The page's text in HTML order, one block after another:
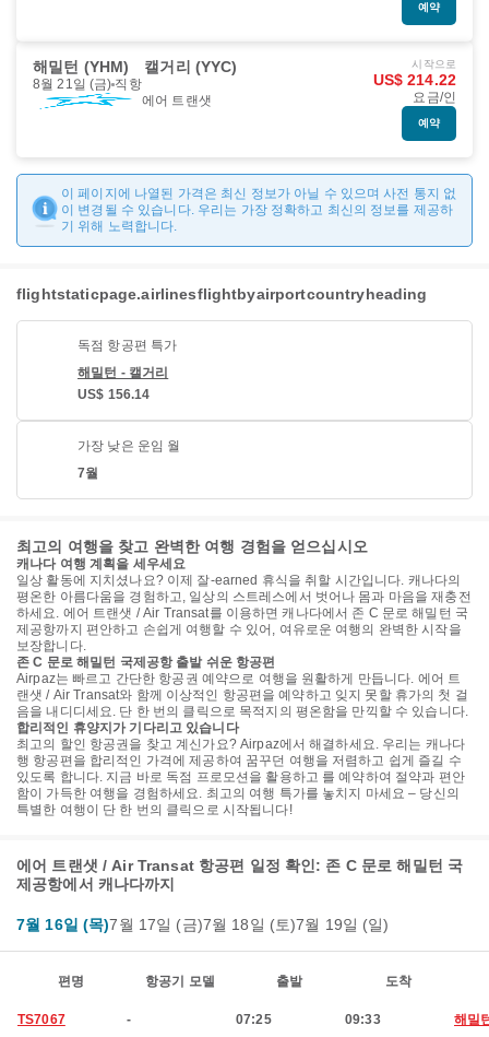
예약
해밀턴 (YHM) 캘거리 (YYC)
8월 21일 (금) 직항
에어 트랜샛
시작으로
US$ 214.22
요금/인
예약
이 페이지에 나열된 가격은 최신 정보가 아닐 수 있으며 사전 통지 없
이 변경될 수 있습니다. 우리는 가장 정확하고 최신의 정보를 제공하
기 위해 노력합니다.
flightstaticpage.airlinesflightbyairportcountryheading
독점 항공편 특가
해밀턴 - 캘거리
US$ 156.14
가장 낮은 운임 월
7월
최고의 여행을 찾고 완벽한 여행 경험을 얻으십시오
캐나다 여행 계획을 세우세요
일상 활동에 지치셨나요? 이제 잘-earned 휴식을 취할 시간입니다. 캐나다의
평온한 아름다움을 경험하고, 일상의 스트레스에서 벗어나 몸과 마음을 재충전
하세요. 에어 트랜샛 / Air Transat를 이용하면 캐나다에서 존 C 문로 해밀턴 국
제공항까지 편안하고 손쉽게 여행할 수 있어, 여유로운 여행의 완벽한 시작을
보장합니다.
존 C 문로 해밀턴 국제공항 출발 쉬운 항공편
Airpaz는 빠르고 간단한 항공권 예약으로 여행을 원활하게 만듭니다. 에어 트
랜샛 / Air Transat와 함께 이상적인 항공편을 예약하고 잊지 못할 휴가의 첫 걸
음을 내디디세요. 단 한 번의 클릭으로 목적지의 평온함을 만끽할 수 있습니다.
합리적인 휴양지가 기다리고 있습니다
최고의 할인 항공권을 찾고 계신가요? Airpaz에서 해결하세요. 우리는 캐나다
행 항공편을 합리적인 가격에 제공하여 꿈꾸던 여행을 저렴하고 쉽게 즐길 수
있도록 합니다. 지금 바로 독점 프로모션을 활용하고 를 예약하여 절약과 편안
함이 가득한 여행을 경험하세요. 최고의 여행 특가를 놓치지 마세요 – 당신의
특별한 여행이 단 한 번의 클릭으로 시작됩니다!
에어 트랜샛 / Air Transat 항공편 일정 확인: 존 C 문로 해밀턴 국
제공항에서 캐나다까지
7월 16일 (목)7월 17일 (금)7월 18일 (토)7월 19일 (일)
편명 항공기 모델 출발 도착
TS7067 - 07:25 09:33 해밀